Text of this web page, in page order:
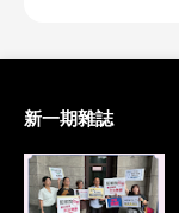
新一期雜誌